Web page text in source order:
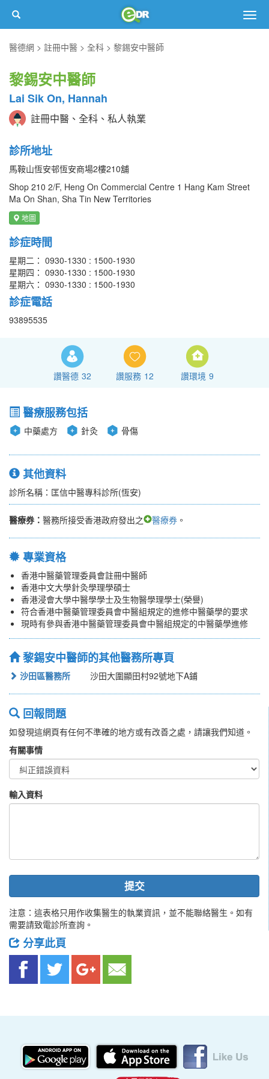
醫德網
註冊中醫 全科 黎錫安中醫師
黎錫安中醫師
Lai Sik On, Hannah
註冊中醫、全科、私人執業
診所地址
馬鞍山恆安邨恆安商場2樓210舖
Shop 210 2/F, Heng On Commercial Centre 1 Hang Kam Street
Ma On Shan, Sha Tin New Territories
地圖
診症時間
星期二： 0930-1330 : 1500-1930
星期四： 0930-1330 : 1500-1930
星期六： 0930-1330 : 1500-1930
診症電話
93895535
讚醫德 32 讚服務 12 讚環境 9
醫療服務包括
中藥處方 針灸 骨傷
其他資料
診所名稱：匡信中醫專科診所(恆安)
醫療券： 醫務所接受香港政府發出之 醫療券 。
專業資格
香港中醫藥管理委員會註冊中醫師
香港中文大學針灸學理學碩士
香港浸會大學中醫學學士及生物醫學理學士(榮譽)
符合香港中醫藥管理委員會中醫組規定的進修中醫藥學的要求
現時有參與香港中醫藥管理委員會中醫組規定的中醫藥學進修
黎錫安中醫師的其他醫務所專頁
沙田區醫務所 沙田大圍顯田村92號地下A鋪
回報問題
如發現這網頁有任何不準確的地方或有改善之處，請讓我們知道。
有關事情
輸入資料
提交
注意：這表格只用作收集醫生的執業資訊，並不能聯絡醫生。如有
需要請致電診所查詢。
分享此頁